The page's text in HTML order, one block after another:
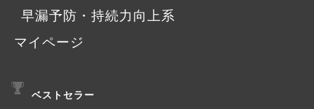
早漏予防・持続力向上系
マイページ
ベストセラー